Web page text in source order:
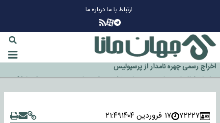
ارتباط با مادرباره ما
گزینه جدایی اوسمار روی میز مدیران پرسپولیس
آیا رئیس جمهور آمریکا قانون را دور می‌زند؟
اخراج رسمی چهره نامدار از پرسپولیس
سازمان اطلاعات سپاه: پروژه دولت ترامپ برای مهار چین، روسیه و اروپا شکست
خورد
۷۲۲۲۷ ۱۷ فروردین ۱۴۰۴
۲۱:۴۹